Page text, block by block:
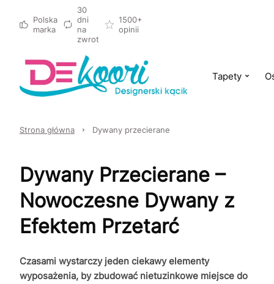
Polska
marka
30
dni
na
zwrot
1500+
opinii
Tapety
Strona główna Dywany przecierane
Dywany Przecierane –
Nowoczesne Dywany z
Efektem Przetarć
Czasami wystarczy jeden ciekawy elementy
wyposażenia, by zbudować nietuzinkowe miejsce do